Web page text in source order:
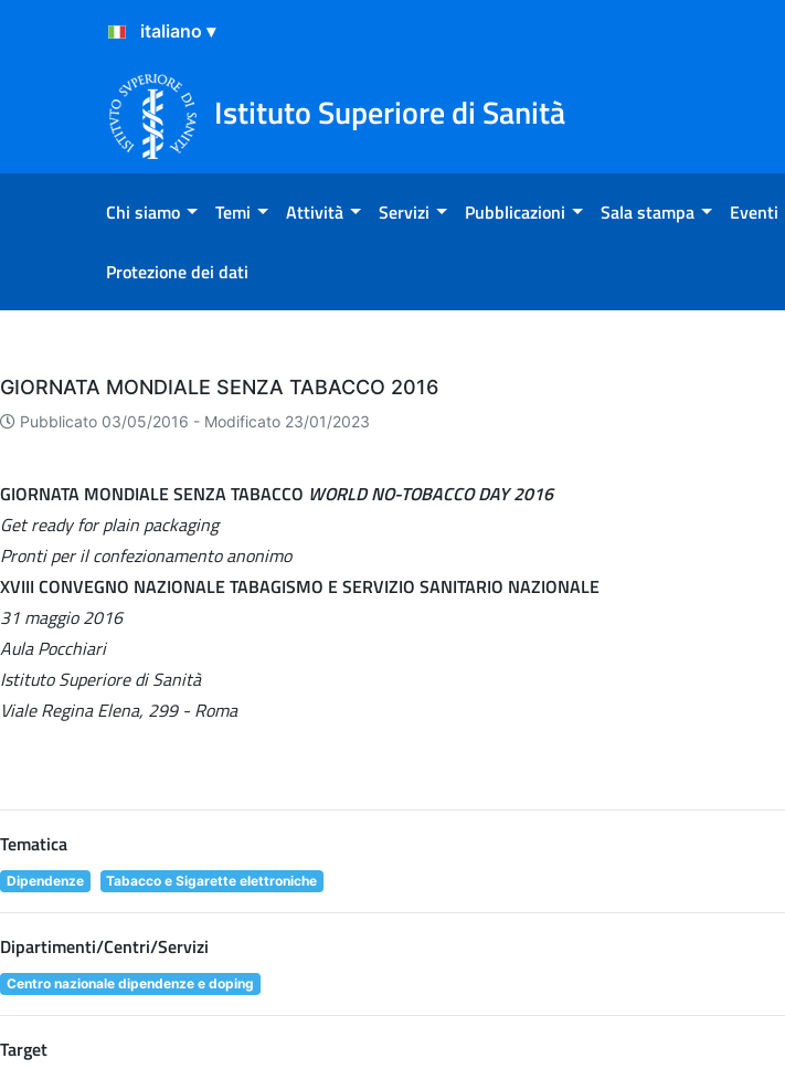
Salta al Contenuto
Salta al Footer
Istituto Superiore di Sanità
Chi siamo Temi Attività Servizi Pubblicazioni Sala stampa Eventi
Protezione dei dati
Eventi
GIORNATA MONDIALE SENZA TABACCO 2016
Pubblicato 03/05/2016 - Modificato 23/01/2023
GIORNATA MONDIALE SENZA TABACCO WORLD NO-TOBACCO DAY 2016
Get ready for plain packaging
Pronti per il confezionamento anonimo
XVIII CONVEGNO NAZIONALE TABAGISMO E SERVIZIO SANITARIO NAZIONALE
31 maggio 2016
Aula Pocchiari
Istituto Superiore di Sanità
Viale Regina Elena, 299 - Roma
Tematica
Dipendenze Tabacco e Sigarette elettroniche
Dipartimenti/Centri/Servizi
Centro nazionale dipendenze e doping
Target